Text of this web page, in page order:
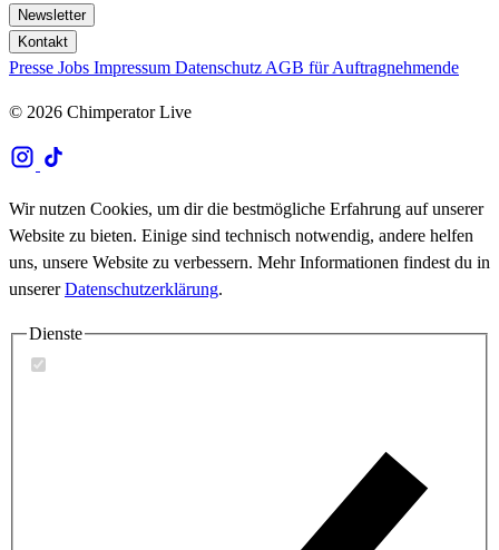
Newsletter
Kontakt
Presse Jobs Impressum Datenschutz AGB für Auftragnehmende
© 2026 Chimperator Live
Wir nutzen Cookies, um dir die bestmögliche Erfahrung auf unserer
Website zu bieten. Einige sind technisch notwendig, andere helfen
uns, unsere Website zu verbessern. Mehr Informationen findest du in
unsererDatenschutzerklärung.
Dienste